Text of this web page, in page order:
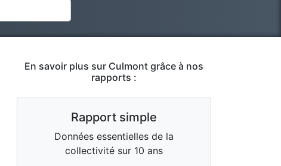
En savoir plus sur Culmont grâce à nos
rapports :
Rapport simple
Données essentielles de la
collectivité sur 10 ans